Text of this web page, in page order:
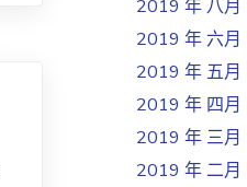
2019 年 八月
2019 年 六月
2019 年 五月
2019 年 四月
2019 年 三月
2019 年 二月